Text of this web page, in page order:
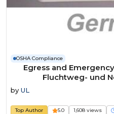
OSHA Compliance
Egress and
Fluchtweg- und
by UL
Top Author 5.0 1,608 views